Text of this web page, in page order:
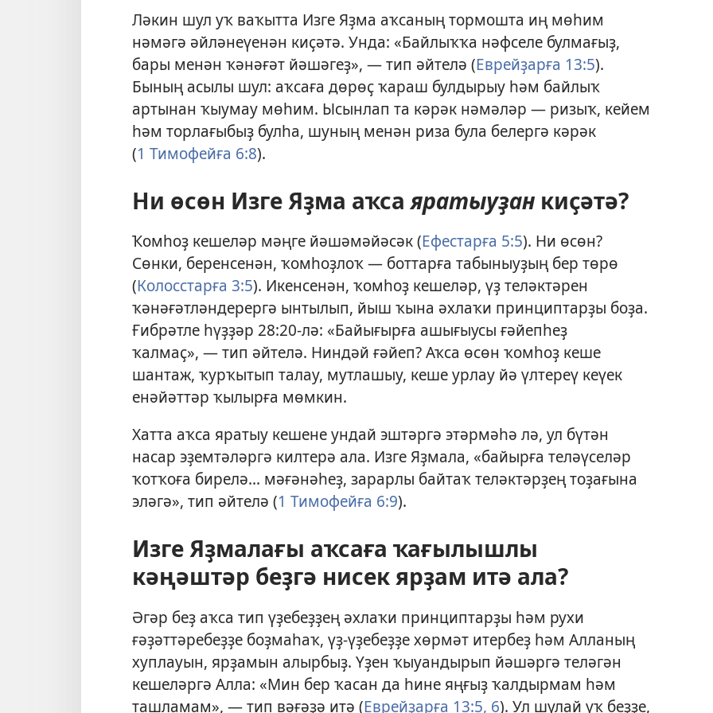
Ләкин шул уҡ ваҡытта Изге Яҙма аҡсаның тормошта иң мөһим
нәмәгә әйләнеүенән киҫәтә. Унда: «Байлыҡҡа нәфселе булмағыҙ,
бары менән ҡәнәғәт йәшәгеҙ», — тип әйтелә (Еврейҙарға 13:5).
Бының асылы шул: аҡсаға дөрөҫ ҡараш булдырыу һәм байлыҡ
артынан ҡыумау мөһим. Ысынлап та кәрәк нәмәләр — ризыҡ, кейем
һәм торлағыбыҙ булһа, шуның менән риза була белергә кәрәк
(1 Тимофейға 6:8).
Ни өсөн Изге Яҙма аҡсаяратыуҙан киҫәтә?
Ҡомһоҙ кешеләр мәңге йәшәмәйәсәк (Ефестарға 5:5). Ни өсөн?
Сөнки, беренсенән, ҡомһоҙлоҡ — боттарға табыныуҙың бер төрө
(Колосстарға 3:5). Икенсенән, ҡомһоҙ кешеләр, үҙ теләктәрен
ҡәнәғәтләндерергә ынтылып, йыш ҡына әхлаҡи принциптарҙы боҙа.
Ғибрәтле һүҙҙәр 28:20-лә: «Байығырға ашығыусы ғәйепһеҙ
ҡалмаҫ», — тип әйтелә. Ниндәй ғәйеп? Аҡса өсөн ҡомһоҙ кеше
шантаж, ҡурҡытып талау, мутлашыу, кеше урлау йә үлтереү кеүек
енәйәттәр ҡылырға мөмкин.
Хатта аҡса яратыу кешене ундай эштәргә этәрмәһә лә, ул бүтән
насар эҙемтәләргә килтерә ала. Изге Яҙмала, «байырға теләүселәр
ҡотҡоға бирелә... мәғәнәһеҙ, зарарлы байтаҡ теләктәрҙең тоҙағына
эләгә», тип әйтелә (1 Тимофейға 6:9).
Изге Яҙмалағы аҡсаға ҡағылышлы
кәңәштәр беҙгә нисек ярҙам итә ала?
Әгәр беҙ аҡса тип үҙебеҙҙең әхлаҡи принциптарҙы һәм рухи
ғәҙәттәребеҙҙе боҙмаһаҡ, үҙ-үҙебеҙҙе хөрмәт итербеҙ һәм Алланың
хуплауын, ярҙамын алырбыҙ. Үҙен ҡыуандырып йәшәргә теләгән
кешеләргә Алла: «Мин бер ҡасан да һине яңғыҙ ҡалдырмам һәм
ташламам», — тип вәғәҙә итә (Еврейҙарға 13:5, 6). Ул шулай уҡ беҙҙе,